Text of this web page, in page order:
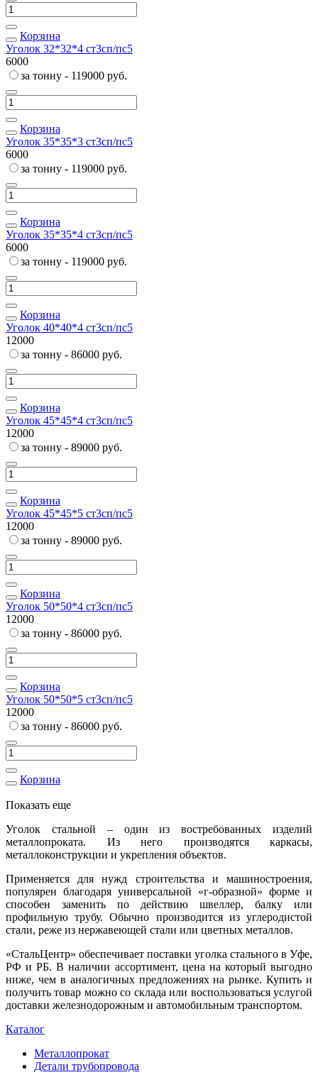
Корзина
Уголок 32*32*4 ст3сп/пс5
6000
за тонну - 119000 руб.
Корзина
Уголок 35*35*3 ст3сп/пс5
6000
за тонну - 119000 руб.
Корзина
Уголок 35*35*4 ст3сп/пс5
6000
за тонну - 119000 руб.
Корзина
Уголок 40*40*4 ст3сп/пс5
12000
за тонну - 86000 руб.
Корзина
Уголок 45*45*4 ст3сп/пс5
12000
за тонну - 89000 руб.
Корзина
Уголок 45*45*5 ст3сп/пс5
12000
за тонну - 89000 руб.
Корзина
Уголок 50*50*4 ст3сп/пс5
12000
за тонну - 86000 руб.
Корзина
Уголок 50*50*5 ст3сп/пс5
12000
за тонну - 86000 руб.
Корзина
Показать еще
Уголок стальной – один из востребованных изделий
металлопроката. Из него производятся каркасы,
металлоконструкции и укрепления объектов.
Применяется для нужд строительства и машиностроения,
популярен благодаря универсальной «г-образной» форме и
способен заменить по действию швеллер, балку или
профильную трубу. Обычно производится из углеродистой
стали, реже из нержавеющей стали или цветных металлов.
«СтальЦентр» обеспечивает поставки уголка стального в Уфе,
РФ и РБ. В наличии ассортимент, цена на который выгодно
ниже, чем в аналогичных предложениях на рынке. Купить и
получить товар можно со склада или воспользоваться услугой
доставки железнодорожным и автомобильным транспортом.
Каталог
Металлопрокат
Детали трубопровода